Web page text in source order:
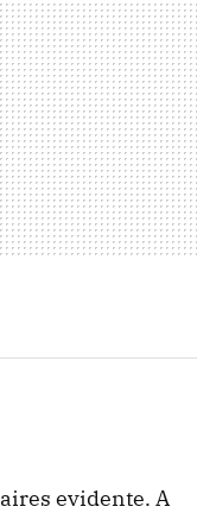
evidente. A